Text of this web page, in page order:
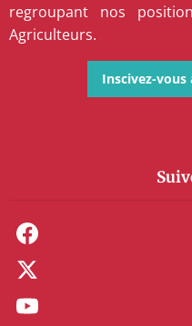
regroupant nos
Agriculteurs.
Inscivez-